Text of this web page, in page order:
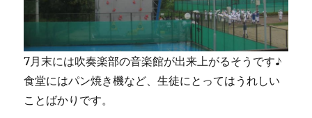
7月末には吹奏楽部の音楽館が出来上がるそうです♪
食堂にはパン焼き機など、生徒にとってはうれしい
ことばかりです。